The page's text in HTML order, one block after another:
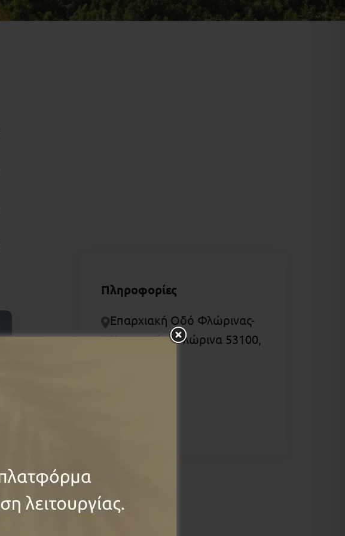
Πληροφορίες
Επαρχιακή Οδό Φλώρινας-
Καστοριάς, Φλώρινα 53100,